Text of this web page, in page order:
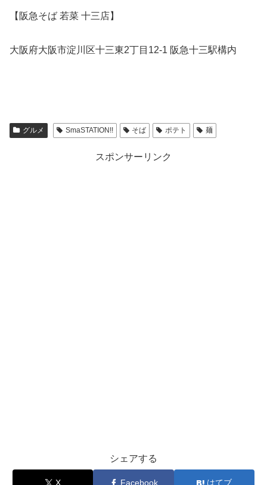
【阪急そば 若菜 十三店】
大阪府大阪市淀川区十三東2丁目12-1 阪急十三駅構内
グルメ SmaSTATION!! そば ポテト 麺
スポンサーリンク
シェアする
X Facebook はてブ